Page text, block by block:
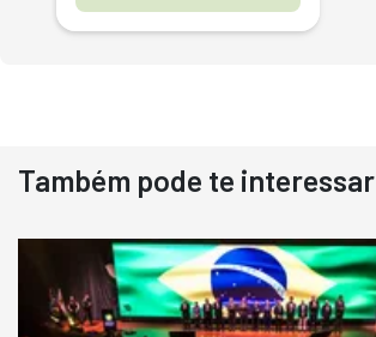
Destaque
Usado
Pá Carregadeira Cat 966
Ano 1987
Londrina
Também pode te interessar